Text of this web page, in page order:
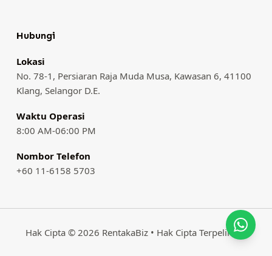
Hubungi
Lokasi
No. 78-1, Persiaran Raja Muda Musa, Kawasan 6, 41100
Klang, Selangor D.E.
Waktu Operasi
8:00 AM-06:00 PM
Nombor Telefon
+60 11-6158 5703
Hak Cipta © 2026 RentakaBiz • Hak Cipta Terpelihara